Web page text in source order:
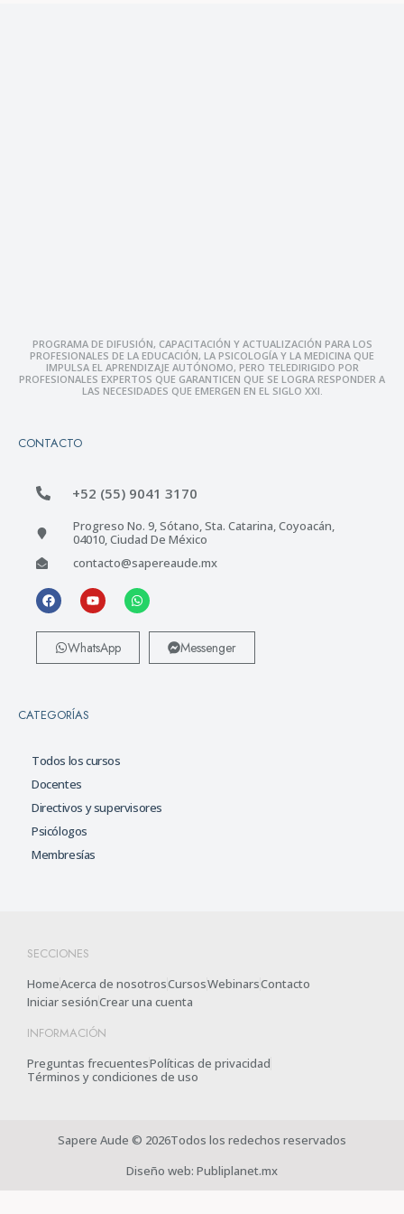
PROGRAMA DE DIFUSIÓN, CAPACITACIÓN Y ACTUALIZACIÓN PARA LOS
PROFESIONALES DE LA EDUCACIÓN, LA PSICOLOGÍA Y LA MEDICINA QUE
IMPULSA EL APRENDIZAJE AUTÓNOMO, PERO TELEDIRIGIDO POR
PROFESIONALES EXPERTOS QUE GARANTICEN QUE SE LOGRA RESPONDER A
LAS NECESIDADES QUE EMERGEN EN EL SIGLO XXI.
CONTACTO
+52 (55) 9041 3170
Progreso No. 9, Sótano, Sta. Catarina, Coyoacán,
04010, Ciudad De México
contacto@sapereaude.mx
WhatsApp Messenger
CATEGORÍAS
Todos los cursos
Docentes
Directivos y supervisores
Psicólogos
Membresías
SECCIONES
HomeAcerca de nosotrosCursosWebinarsContacto
Iniciar sesiónCrear una cuenta
INFORMACIÓN
Preguntas frecuentesPolíticas de privacidad
Términos y condiciones de uso
Sapere Aude © 2026Todos los redechos reservados
Diseño web: Publiplanet.mx